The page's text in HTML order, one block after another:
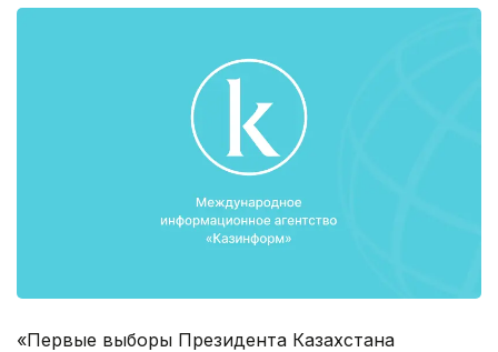
«Первые выборы Президента Казахстана